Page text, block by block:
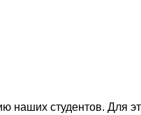
студентов. Для